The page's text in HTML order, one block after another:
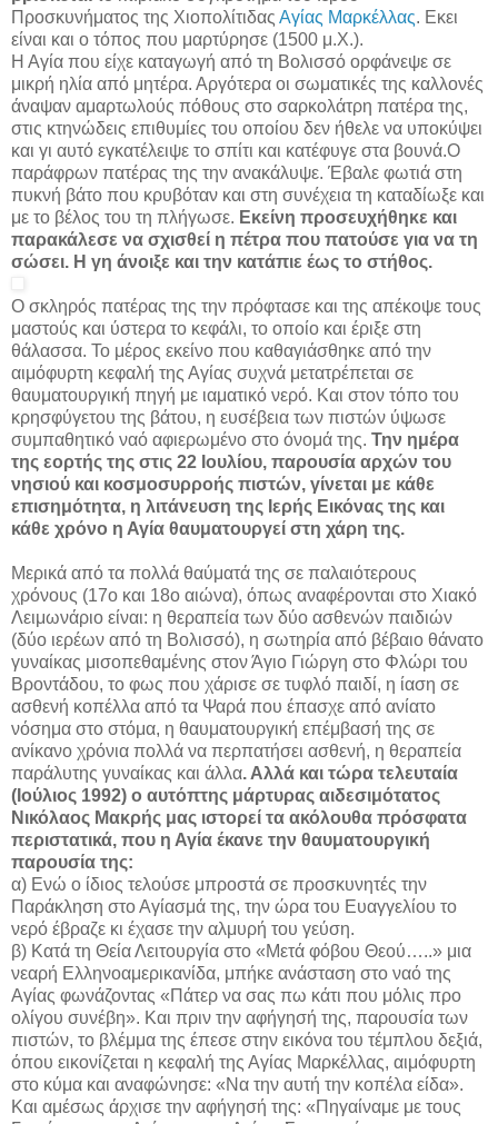
Προσκυνήματος της Χιοπολίτιδας Αγίας Μαρκέλλας. Εκει
είναι και ο τόπος που μαρτύρησε (1500 μ.Χ.).
Η Αγία που είχε καταγωγή από τη Βολισσό ορφάνεψε σε
μικρή ηλία από μητέρα. Αργότερα οι σωματικές της καλλονές
άναψαν αμαρτωλούς πόθους στο σαρκολάτρη πατέρα της,
στις κτηνώδεις επιθυμίες του οποίου δεν ήθελε να υποκύψει
και γι αυτό εγκατέλειψε το σπίτι και κατέφυγε στα βουνά.Ο
παράφρων πατέρας της την ανακάλυψε. Έβαλε φωτιά στη
πυκνή βάτο που κρυβόταν και στη συνέχεια τη καταδίωξε και
με το βέλος του τη πλήγωσε. Εκείνη προσευχήθηκε και
παρακάλεσε να σχισθεί η πέτρα που πατούσε για να τη
σώσει. Η γη άνοιξε και την κατάπιε έως το στήθος.
Ο σκληρός πατέρας της την πρόφτασε και της απέκοψε τους
μαστούς και ύστερα το κεφάλι, το οποίο και έριξε στη
θάλασσα. Το μέρος εκείνο που καθαγιάσθηκε από την
αιμόφυρτη κεφαλή της Αγίας συχνά μετατρέπεται σε
θαυματουργική πηγή με ιαματικό νερό. Και στον τόπο του
κρησφύγετου της βάτου, η ευσέβεια των πιστών ύψωσε
συμπαθητικό ναό αφιερωμένο στο όνομά της. Την ημέρα
της εορτής της στις 22 Ιουλίου, παρουσία αρχών του
νησιού και κοσμοσυρροής πιστών, γίνεται με κάθε
επισημότητα, η λιτάνευση της Ιερής Εικόνας της και
κάθε χρόνο η Αγία θαυματουργεί στη χάρη της.
Μερικά από τα πολλά θαύματά της σε παλαιότερους
χρόνους (17ο και 18ο αιώνα), όπως αναφέρονται στο Χιακό
Λειμωνάριο είναι: η θεραπεία των δύο ασθενών παιδιών
(δύο ιερέων από τη Βολισσό), η σωτηρία από βέβαιο θάνατο
γυναίκας μισοπεθαμένης στον Άγιο Γιώργη στο Φλώρι του
Βροντάδου, το φως που χάρισε σε τυφλό παιδί, η ίαση σε
ασθενή κοπέλλα από τα Ψαρά που έπασχε από ανίατο
νόσημα στο στόμα, η θαυματουργική επέμβασή της σε
ανίκανο χρόνια πολλά να περπατήσει ασθενή, η θεραπεία
παράλυτης γυναίκας και άλλα. Αλλά και τώρα τελευταία
(Ιούλιος 1992) ο αυτόπτης μάρτυρας αιδεσιμότατος
Νικόλαος Μακρής μας ιστορεί τα ακόλουθα πρόσφατα
περιστατικά, που η Αγία έκανε την θαυματουργική
παρουσία της:
α) Ενώ ο ίδιος τελούσε μπροστά σε προσκυνητές την
Παράκληση στο Αγίασμά της, την ώρα του Ευαγγελίου το
νερό έβραζε κι έχασε την αλμυρή του γεύση.
β) Κατά τη Θεία Λειτουργία στο «Μετά φόβου Θεού…..» μια
νεαρή Ελληνοαμερικανίδα, μπήκε ανάσταση στο ναό της
Αγίας φωνάζοντας «Πάτερ να σας πω κάτι που μόλις προ
ολίγου συνέβη». Και πριν την αφήγησή της, παρουσία των
πιστών, το βλέμμα της έπεσε στην εικόνα του τέμπλου δεξιά,
όπου εικονίζεται η κεφαλή της Αγίας Μαρκέλλας, αιμόφυρτη
στο κύμα και αναφώνησε: «Να την αυτή την κοπέλα είδα».
Και αμέσως άρχισε την αφήγησή της: «Πηγαίναμε με τους